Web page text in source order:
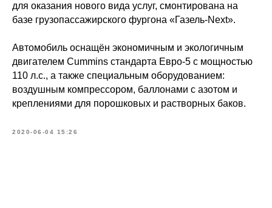
для оказания нового вида услуг, смонтирована на
базе грузопассажирского фургона «Газель-Next».
Автомобиль оснащён экономичным и экологичным
двигателем Cummins стандарта Евро-5 с мощностью
110 л.с., а также специальным оборудованием:
воздушным компрессором, баллонами с азотом и
креплениями для порошковых и растворных баков.
2020-06-04 15:26